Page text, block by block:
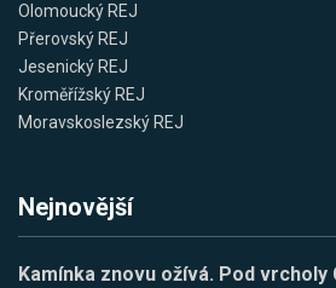
Olomoucký REJ
Přerovský REJ
Jesenický REJ
Kroměřížský REJ
Moravskoslezský REJ
Nejnovější
Kamínka znovu ožívá. Pod